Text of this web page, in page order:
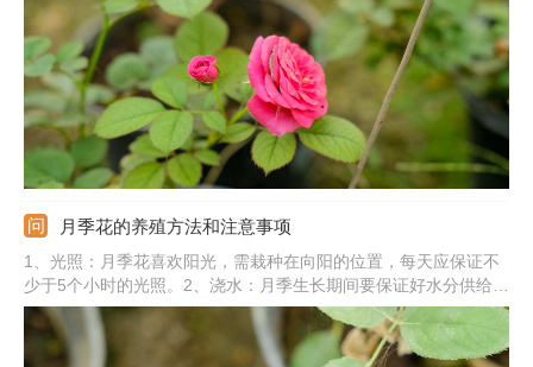
酸浸泡，将枝条插入到洞中，扦插后注意养护，促使月季枝条生
根。
月季花的养殖方法和注意事项
1、光照：月季花喜欢阳光，需栽种在向阳的位置，每天应保证不
少于5个小时的光照。2、浇水：月季生长期间要保证好水分供给，
保持好土壤湿润。3、施肥：掌握“薄肥勤施”的原则，根据不同生
长阶段来施肥。4、土壤：月季花喜肥沃湿润、疏松透气的土壤。
5、注意：月季定期修剪，花后及时修剪残花。